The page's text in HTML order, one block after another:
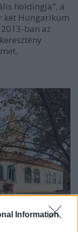
Information
holdingja", a
két Hungarikum
ban az